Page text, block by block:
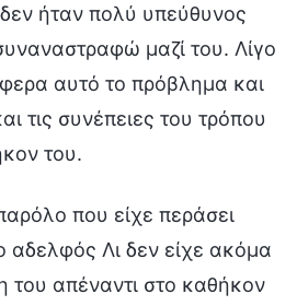
ήταν πολύ υπεύθυνος
μαζί του. Λίγο
αυτό το πρόβλημα και
τις συνέπειες του τρόπου
του.
που είχε περάσει
αδελφός Λι δεν είχε ακόμα
του απέναντι στο καθήκον